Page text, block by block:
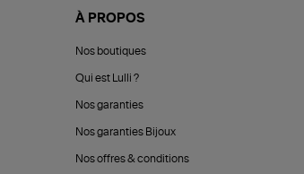
À PROPOS
Nos boutiques
Qui est Lulli ?
Nos garanties
Nos garanties Bijoux
Nos offres & conditions